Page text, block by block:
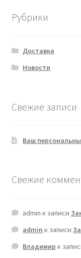
Рубрики
Доставка
Новости
Свежие записи
Ваш
Свежие
admin к записи
admin к записи
Владимир к